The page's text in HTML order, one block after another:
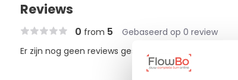
Reviews
0 from 5 Gebaseerd op 0 review
Er zijn nog geen reviews geschreven over dit product..